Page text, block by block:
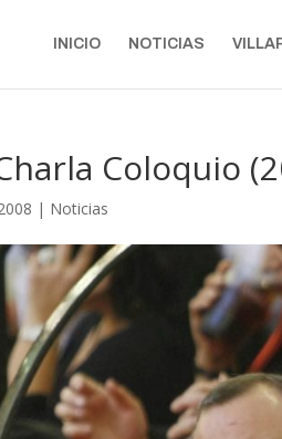
INICIO NOTICIAS
Coloquio
| Noticias